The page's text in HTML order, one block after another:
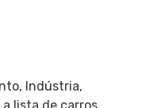
Indústria,
lista de carros